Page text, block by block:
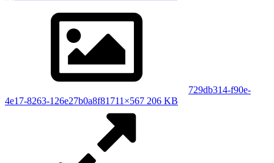
729db314-f90e-
4e17-8263-126e27b0a8f81711×567 206 KB